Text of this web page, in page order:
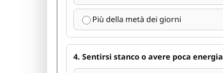
Più della metà dei giorni
4. Sentirsi stanco o avere poca energia